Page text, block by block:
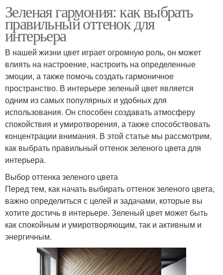
Зеленая гармония: как выбрать
правильный оттенок для
интерьера
В нашей жизни цвет играет огромную роль, он может
влиять на настроение, настроить на определенные
эмоции, а также помочь создать гармоничное
пространство. В интерьере зеленый цвет является
одним из самых популярных и удобных для
использования. Он способен создавать атмосферу
спокойствия и умиротворения, а также способствовать
концентрации внимания. В этой статье мы рассмотрим,
как выбрать правильный оттенок зеленого цвета для
интерьера.
Выбор оттенка зеленого цвета
Перед тем, как начать выбирать оттенок зеленого цвета,
важно определиться с целей и задачами, которые вы
хотите достичь в интерьере. Зеленый цвет может быть
как спокойным и умиротворяющим, так и активным и
энергичным.